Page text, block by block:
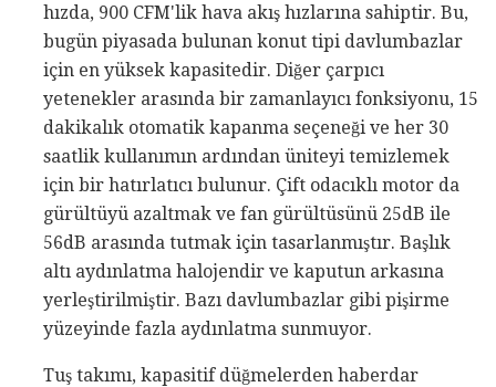
hızda, 900 CFM'lik hava akış hızlarına sahiptir. Bu,
bugün piyasada bulunan konut tipi davlumbazlar
için en yüksek kapasitedir. Diğer çarpıcı
yetenekler arasında bir zamanlayıcı fonksiyonu, 15
dakikalık otomatik kapanma seçeneği ve her 30
saatlik kullanımın ardından üniteyi temizlemek
için bir hatırlatıcı bulunur. Çift odacıklı motor da
gürültüyü azaltmak ve fan gürültüsünü 25dB ile
56dB arasında tutmak için tasarlanmıştır. Başlık
altı aydınlatma halojendir ve kaputun arkasına
yerleştirilmiştir. Bazı davlumbazlar gibi pişirme
yüzeyinde fazla aydınlatma sunmuyor.
Tuş takımı, kapasitif düğmelerden haberdar